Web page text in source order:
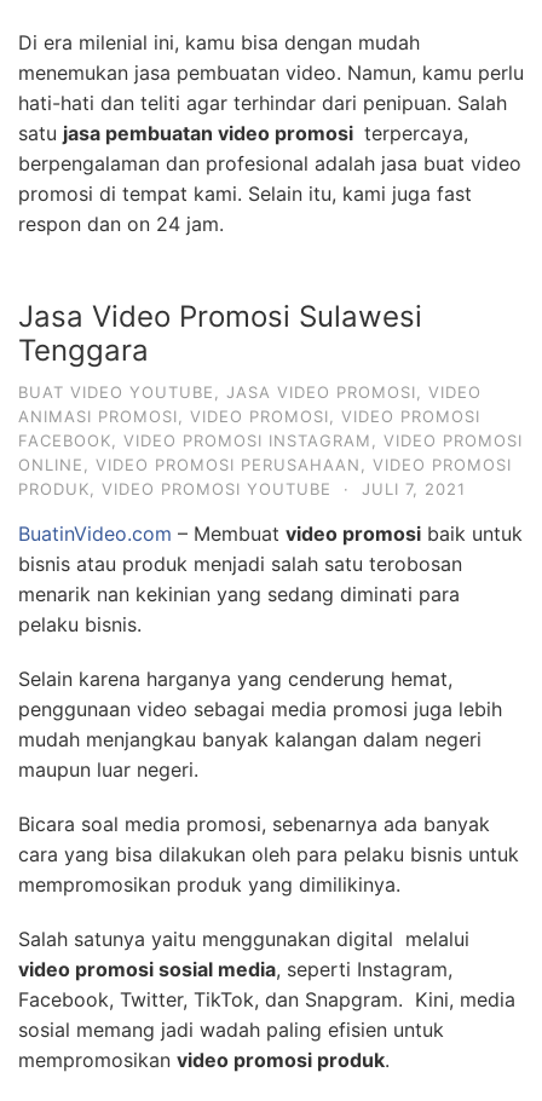
Di era milenial ini, kamu bisa dengan mudah
menemukan jasa pembuatan video. Namun, kamu perlu
hati-hati dan teliti agar terhindar dari penipuan. Salah
satu jasa pembuatan video promosi terpercaya,
berpengalaman dan profesional adalah jasa buat video
promosi di tempat kami. Selain itu, kami juga fast
respon dan on 24 jam.
Jasa Video Promosi Sulawesi
Tenggara
BUAT VIDEO YOUTUBE, JASA VIDEO PROMOSI, VIDEO
ANIMASI PROMOSI, VIDEO PROMOSI, VIDEO PROMOSI
FACEBOOK, VIDEO PROMOSI INSTAGRAM, VIDEO PROMOSI
ONLINE, VIDEO PROMOSI PERUSAHAAN, VIDEO PROMOSI
PRODUK, VIDEO PROMOSI YOUTUBE · JULI 7, 2021
BuatinVideo.com – Membuat video promosi baik untuk
bisnis atau produk menjadi salah satu terobosan
menarik nan kekinian yang sedang diminati para
pelaku bisnis.
Selain karena harganya yang cenderung hemat,
penggunaan video sebagai media promosi juga lebih
mudah menjangkau banyak kalangan dalam negeri
maupun luar negeri.
Bicara soal media promosi, sebenarnya ada banyak
cara yang bisa dilakukan oleh para pelaku bisnis untuk
mempromosikan produk yang dimilikinya.
Salah satunya yaitu menggunakan digital melalui
video promosi sosial media, seperti Instagram,
Facebook, Twitter, TikTok, dan Snapgram. Kini, media
sosial memang jadi wadah paling efisien untuk
mempromosikan video promosi produk.